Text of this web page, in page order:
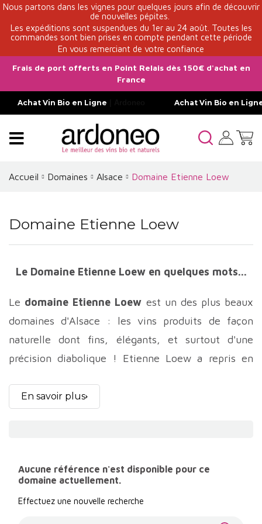
Nous partons dans les vignes pour quelques jours afin de découvrir
de nouvelles pépites.
Les expéditions sont suspendues du 1er au 24 août. Toutes les
commandes sont bien prises en compte pendant cette période
En vous remerciant de votre confiance
Frais de port offerts en Point Relais dès 150€ d'achat en
France
Achat Vin Bio en Ligne Achat Vin Bio en
Accueil Domaines Alsace Domaine Etienne Loew
Domaine Etienne Loew
Le Domaine Etienne Loew en quelques mots...
Le domaine Etienne Loew est un des plus beaux
domaines d'Alsace : les vins produits de façon
naturelle dont fins, élégants, et surtout d'une
précision diabolique ! Etienne Loew a repris en
18ème siècle. Le respect du terroir et du vivant est
très peu interventionnistes et le soufre utilisé au
vins naturels aussi précis et élancés. Toute la
En savoir plus
Aucune référence n'est disponible pour ce
domaine actuellement.
Effectuez une nouvelle recherche